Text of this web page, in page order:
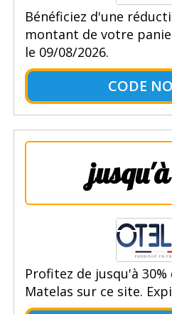
Bénéficiez d'une
montant de votre
le 09/08/2026.
CODE
Profitez de jusqu'à
Matelas sur ce site.